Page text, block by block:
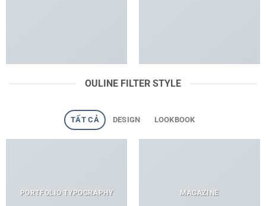
OULINE FILTER STYLE
TẤT CẢ DESIGN LOOKBOOK
PORTFOLIO TYPOGRAPHY MAGAZINE